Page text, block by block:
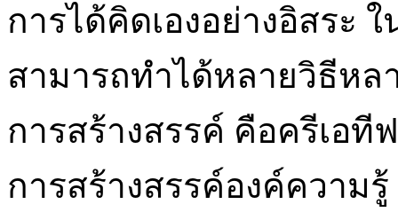
การได้คิดเองอย่างอิสระ
สามารถทำได้หลายวิธีหล
การสร้างสรรค์ คือครีเอที
การสร้างสรรค์องค์ความ